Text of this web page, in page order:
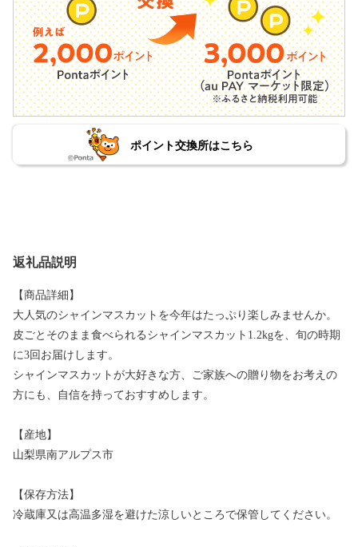
ポイント交換所はこちら
返礼品説明
【商品詳細】
大人気のシャインマスカットを今年はたっぷり楽しみませんか。
皮ごとそのまま食べられるシャインマスカット1.2kgを、旬の時期
に3回お届けします。
シャインマスカットが大好きな方、ご家族への贈り物をお考えの
方にも、自信を持っておすすめします。
【産地】
山梨県南アルプス市
【保存方法】
冷蔵庫又は高温多湿を避けた涼しいところで保管してください。